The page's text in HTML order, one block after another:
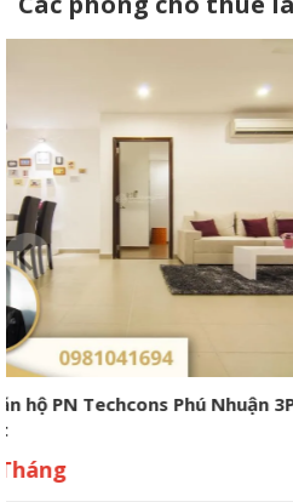
Cho Thuê CH Garden Gate
18 Triệu/Tháng